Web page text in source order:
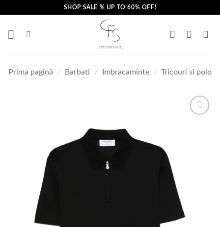
content
SHOP SALE % UP TO 60% OFF!
Prima pagină / Barbati / Imbracaminte / Tricouri si polo